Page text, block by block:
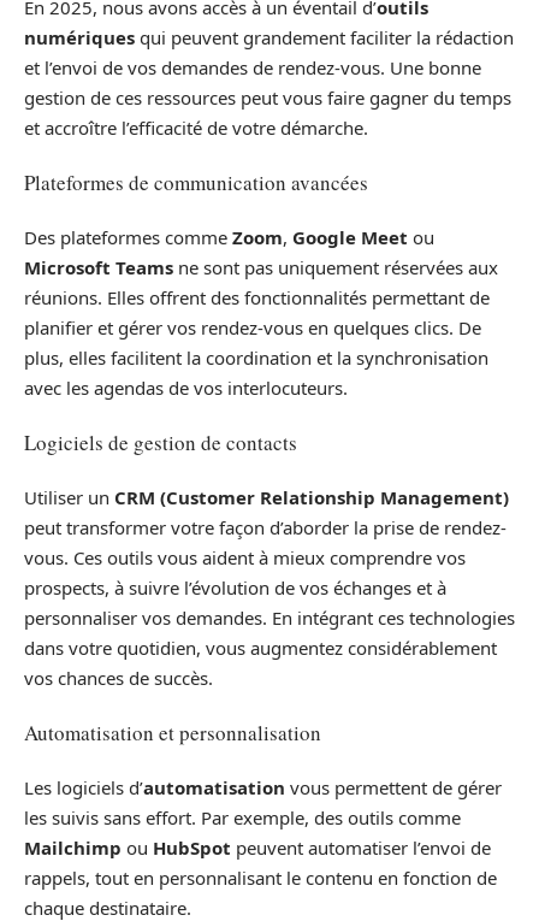
En 2025, nous avons accès à un éventail d’outils
numériques qui peuvent grandement faciliter la rédaction
et l’envoi de vos demandes de rendez-vous. Une bonne
gestion de ces ressources peut vous faire gagner du temps
et accroître l’efficacité de votre démarche.
Plateformes de communication avancées
Des plateformes comme Zoom, Google Meet ou
Microsoft Teams ne sont pas uniquement réservées aux
réunions. Elles offrent des fonctionnalités permettant de
planifier et gérer vos rendez-vous en quelques clics. De
plus, elles facilitent la coordination et la synchronisation
avec les agendas de vos interlocuteurs.
Logiciels de gestion de contacts
Utiliser un CRM (Customer Relationship Management)
peut transformer votre façon d’aborder la prise de rendez-
vous. Ces outils vous aident à mieux comprendre vos
prospects, à suivre l’évolution de vos échanges et à
personnaliser vos demandes. En intégrant ces technologies
dans votre quotidien, vous augmentez considérablement
vos chances de succès.
Automatisation et personnalisation
Les logiciels d’automatisation vous permettent de gérer
les suivis sans effort. Par exemple, des outils comme
Mailchimp ou HubSpot peuvent automatiser l’envoi de
rappels, tout en personnalisant le contenu en fonction de
chaque destinataire.